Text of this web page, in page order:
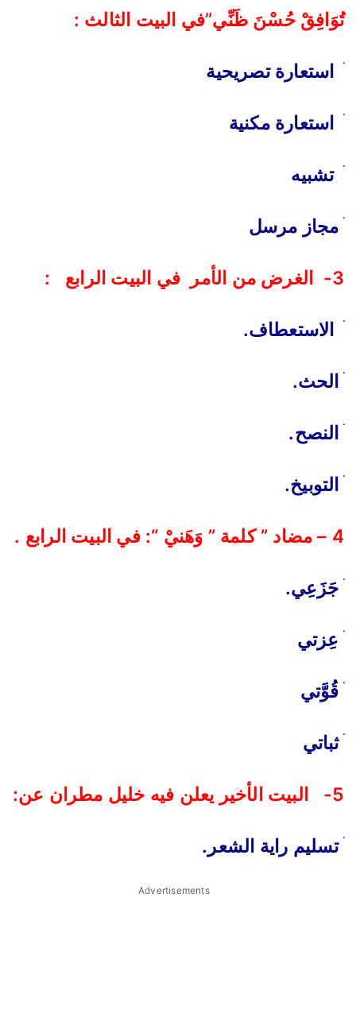
تُوَافِقْ حُسْنَ ظَنِّي”في البيت الثالث :
ׄ استعارة تصريحية
ׄ استعارة مكنية
ׄ تشبيه
ׄ مجاز مرسل
3- الغرض من الأمر في البيت الرابع :
ׄ الاستعطاف.
ׄ الحث.
ׄ النصح.
ׄ التوبيخ.
4 – مضاد ” كلمة ” وَهَنيْ “: في البيت الرابع .
ׄ جَزَعِي.
ׄ عِزتي
ׄ قُوَّتي
ׄ ثباتي
5- البيت الأخير يعلن فيه خليل مطران عن:
ׄ تسليم راية الشعر.
Advertisements